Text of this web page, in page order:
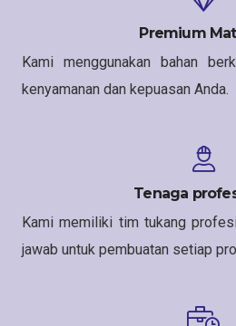
Premium
Kami menggunakan bahan
kenyamanan dan kepuasan Anda.
Tenaga
Kami memiliki tim tukang
jawab untuk pembuatan setiap